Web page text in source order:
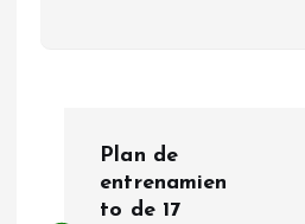
Plan de
entrenamien
to de 17